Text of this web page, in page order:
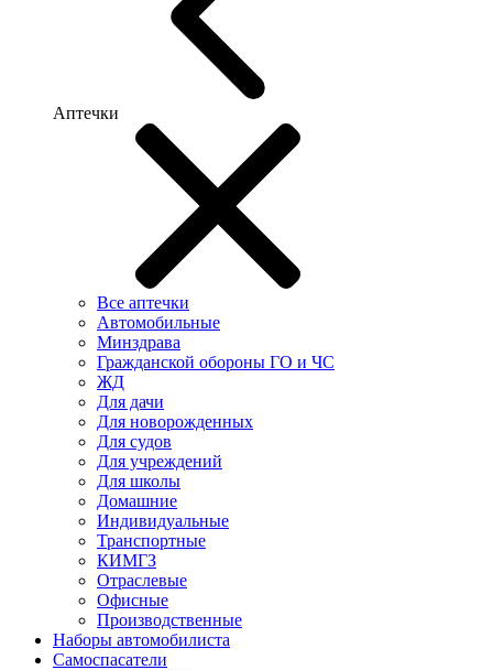
Аптечки
Все аптечки
Автомобильные
Минздрава
Гражданской обороны ГО и ЧС
ЖД
Для дачи
Для новорожденных
Для судов
Для учреждений
Для школы
Домашние
Индивидуальные
Транспортные
КИМГЗ
Отраслевые
Офисные
Производственные
Наборы автомобилиста
Самоспасатели